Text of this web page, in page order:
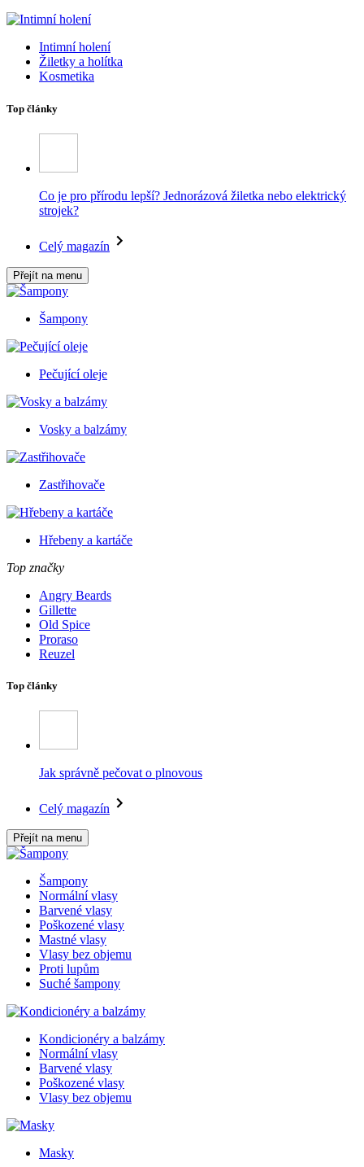
Intimní holení
Žiletky a holítka
Kosmetika
Top články
Co je pro přírodu lepší? Jednorázová žiletka nebo elektrický
strojek?
Celý magazín
Přejít na menu
Šampony
Pečující oleje
Vosky a balzámy
Zastřihovače
Hřebeny a kartáče
Top značky
Angry Beards
Gillette
Old Spice
Proraso
Reuzel
Top články
Jak správně pečovat o plnovous
Celý magazín
Přejít na menu
Šampony
Normální vlasy
Barvené vlasy
Poškozené vlasy
Mastné vlasy
Vlasy bez objemu
Proti lupům
Suché šampony
Kondicionéry a balzámy
Normální vlasy
Barvené vlasy
Poškozené vlasy
Vlasy bez objemu
Masky